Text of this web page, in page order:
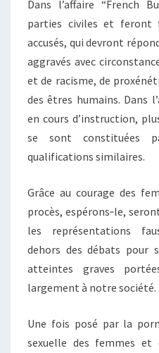
Dans l’affaire “French
parties civiles et feront
accusés, qui devront
aggravés avec
et de racisme, de
des êtres humains. Dans
en cours d’instruction,
se sont constituées
qualifications similaires.
Grâce au courage des
procès, espérons‑le,
les représentations
dehors des débats pour
atteintes graves
largement à notre société.
Une fois posé par la
sexuelle des femmes